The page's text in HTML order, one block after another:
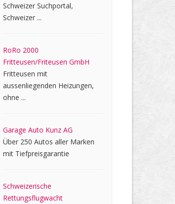
Schweizer Suchportal,
Schweizer ...
RoRo 2000
Fritteusen/Friteusen GmbH
Fritteusen mit
aussenliegenden Heizungen,
ohne ...
Garage Auto Kunz AG
Über 250 Autos aller Marken
mit Tiefpreisgarantie
Schweizerische
Rettungsflugwacht